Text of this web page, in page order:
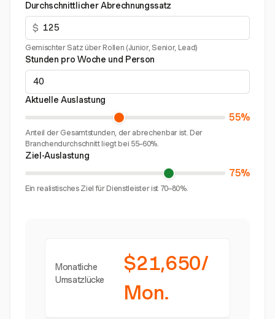
Durchschnittlicher Abrechnungssatz
$
Gemischter Satz über Rollen (Junior, Senior, Lead)
Stunden pro Woche und Person
Aktuelle Auslastung
55%
Anteil der Gesamtstunden, der abrechenbar ist. Der
Branchendurchschnitt liegt bei 55–60%.
Ziel-Auslastung
75%
Ein realistisches Ziel für Dienstleister ist 70–80%.
Monatliche
Umsatzlücke
$21,650/
Mon.